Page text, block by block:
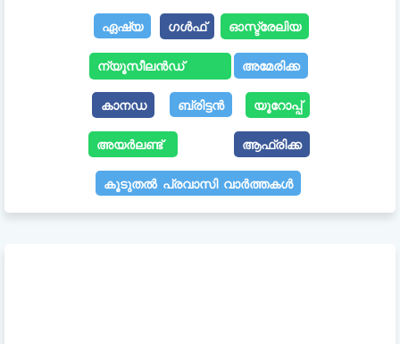
ഏഷ്യ ഗൾഫ് ഓസ്ട്രേലിയ
ന്യൂസീലൻഡ് അമേരിക്ക
കാനഡ ബ്രിട്ടൻ യൂറോപ്പ്
അയർലണ്ട് ആഫ്രിക്ക
കൂടുതൽ പ്രവാസി വാർത്തകൾ